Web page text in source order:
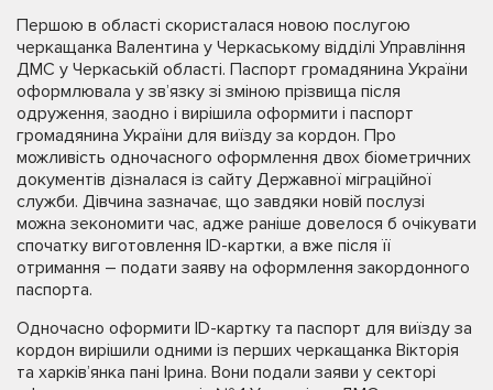
Першою в області скористалася новою послугою
черкащанка Валентина у Черкаському відділі Управління
ДМС у Черкаській області. Паспорт громадянина України
оформлювала у зв’язку зі зміною прізвища після
одруження, заодно і вирішила оформити і паспорт
громадянина України для виїзду за кордон. Про
можливість одночасного оформлення двох біометричних
документів дізналася із сайту Державної міграційної
служби. Дівчина зазначає, що завдяки новій послузі
можна зекономити час, адже раніше довелося б очікувати
спочатку виготовлення ID-картки, а вже після її
отримання – подати заяву на оформлення закордонного
паспорта.
Одночасно оформити ID-картку та паспорт для виїзду за
кордон вирішили одними із перших черкащанка Вікторія
та харків’янка пані Ірина. Вони подали заяви у секторі